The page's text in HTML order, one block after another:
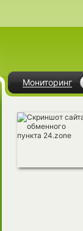
Мониторинг